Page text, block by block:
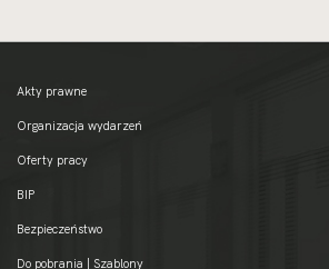
Akty prawne
Organizacja wydarzeń
Oferty pracy
BIP
Bezpieczeństwo
Do pobrania | Szablony